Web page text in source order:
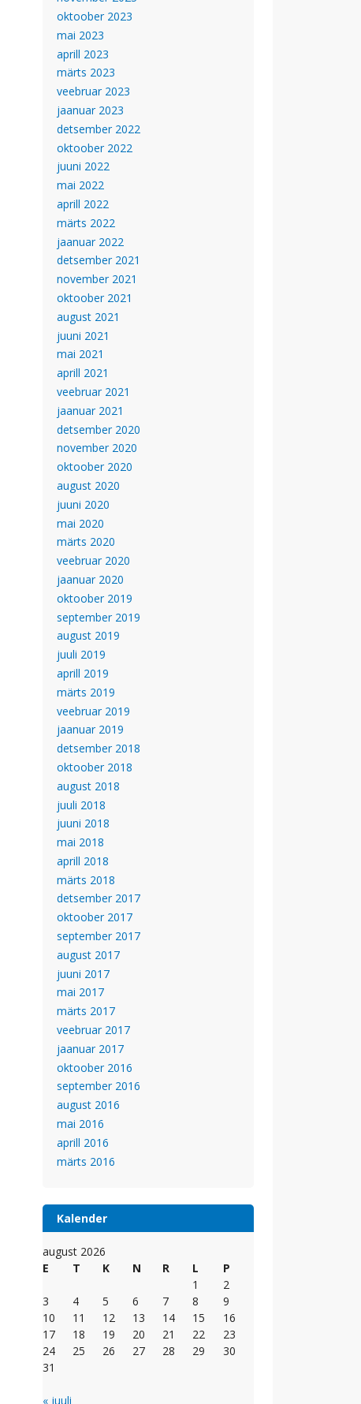
oktoober 2023
mai 2023
aprill 2023
märts 2023
veebruar 2023
jaanuar 2023
detsember 2022
oktoober 2022
juuni 2022
mai 2022
aprill 2022
märts 2022
jaanuar 2022
detsember 2021
november 2021
oktoober 2021
august 2021
juuni 2021
mai 2021
aprill 2021
veebruar 2021
jaanuar 2021
detsember 2020
november 2020
oktoober 2020
august 2020
juuni 2020
mai 2020
märts 2020
veebruar 2020
jaanuar 2020
oktoober 2019
september 2019
august 2019
juuli 2019
aprill 2019
märts 2019
veebruar 2019
jaanuar 2019
detsember 2018
oktoober 2018
august 2018
juuli 2018
juuni 2018
mai 2018
aprill 2018
märts 2018
detsember 2017
oktoober 2017
september 2017
august 2017
juuni 2017
mai 2017
märts 2017
veebruar 2017
jaanuar 2017
oktoober 2016
september 2016
august 2016
mai 2016
aprill 2016
märts 2016
Kalender
august 2026
E
T K N R L
P
1
2
3
4 5 6 7 8
9
10
11 12 13 14 15
16
17
18 19 20 21 22
23
24
25 26 27 28 29
30
31
« juuli